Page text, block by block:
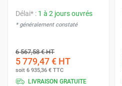
Délai* : 1 à 2 jours ouvrés
* généralement constaté
6 567,58 €HT
5 779,47 € HT
soit 6 935,36 € TTC
LIVRAISON GRATUITE